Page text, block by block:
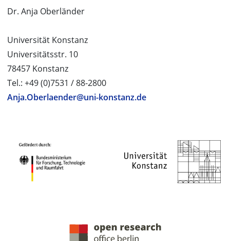
Dr. Anja Oberländer
Universität Konstanz
Universitätsstr. 10
78457 Konstanz
Tel.: +49 (0)7531 / 88-2800
Anja.Oberlaender@uni-konstanz.de